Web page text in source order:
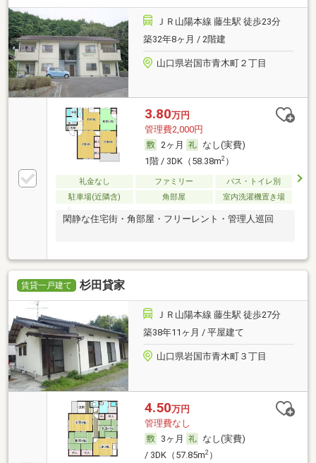
ＪＲ山陽本線 藤生駅 徒歩23分
築32年8ヶ月 / 2階建
山口県岩国市青木町２丁目
3.80万円
管理費2,000円
2ヶ月
なし(実費)
1階 / 3DK（58.38m2）
礼金なし ファミリー
バス・トイレ別
駐車場(近隣含)
角部屋 室内洗濯機置き場
閑静な住宅街・角部屋・フリーレント・管理人巡回
賃貸一戸建て 杉田貸家
ＪＲ山陽本線 藤生駅 徒歩27分
築38年11ヶ月 / 平屋建て
山口県岩国市青木町３丁目
4.50万円
管理費なし
3ヶ月
なし(実費)
/ 3DK（57.85m2）